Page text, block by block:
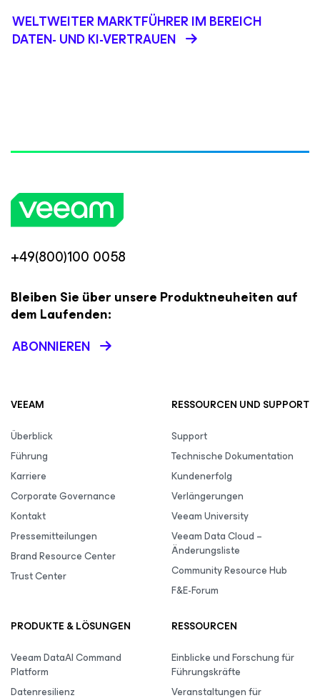
WELTWEITER MARKTFÜHRER IM BEREICH
DATEN- UND KI-VERTRAUEN
+49(800)100 0058
Bleiben Sie über unsere Produktneuheiten auf
dem Laufenden:
ABONNIEREN
VEEAM
Überblick
Führung
Karriere
Corporate Governance
Kontakt
Pressemitteilungen
Brand Resource Center
Trust Center
RESSOURCEN UND SUPPORT
Support
Technische Dokumentation
Kundenerfolg
Verlängerungen
Veeam University
Veeam Data Cloud –
Änderungsliste
Community Resource Hub
F&E-Forum
PRODUKTE & LÖSUNGEN
Veeam DataAI Command
Platform
Datenresilienz
RESSOURCEN
Einblicke und Forschung für
Führungskräfte
Veranstaltungen für